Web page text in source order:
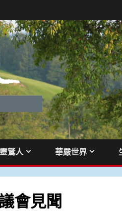
靈鷲人 華嚴世界
會見聞